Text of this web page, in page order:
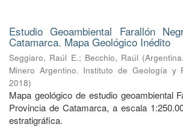
Estudio Geoambiental Farallón
Catamarca. Mapa Geológico Inédito
Seggiaro, Raúl E.; Becchio, Raúl (
Minero Argentino. Instituto de Geología y
2018)
Mapa geológico de estudio geoambiental
Provincia de Catamarca, a escala
estratigráfica.